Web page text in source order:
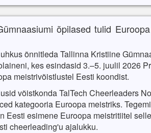
õpilased tulid
õnnitleda Tallinna Kristiine
kes esindasid 3.–5. juulil 2026
meistrivõistlustel Eesti koondist.
võistkonda TalTech Cheerleaders
kategooria Euroopa meistriks.
Eesti esimene Euroopa meistritiitel
cheerleading'u ajalukku.